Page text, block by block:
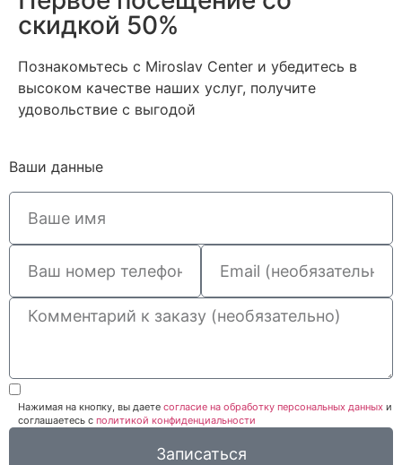
скидкой 50%
Познакомьтесь с Miroslav Сenter и убедитесь в
высоком качестве наших услуг, получите
удовольствие с выгодой
Ваши данные
Нажимая на кнопку, вы даете согласие на обработку персональных данных и
соглашаетесь c политикой конфиденциальности
Записаться